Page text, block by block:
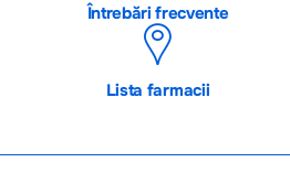
Întrebări frecvente
Lista farmacii